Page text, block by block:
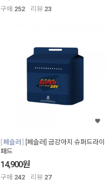
구매 252 리뷰 23
페슬러
[페슬러] 금강아지 슈퍼드라이
패드
14,900원
구매 242 리뷰 27